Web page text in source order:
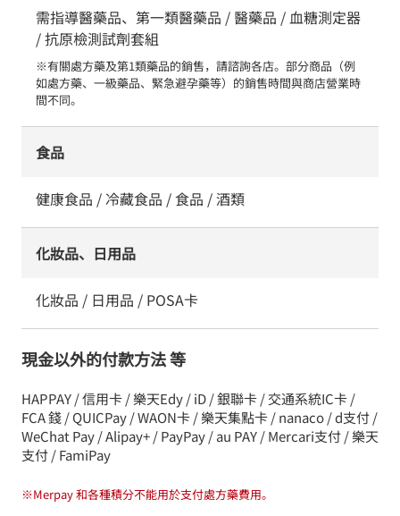
需指導醫藥品、第一類醫藥品 / 醫藥品 / 血糖測定器
/ 抗原檢測試劑套組
※有關處方藥及第1類藥品的銷售，請諮詢各店。部分商品（例
如處方藥、一級藥品、緊急避孕藥等）的銷售時間與商店營業時
間不同。
食品
健康食品 / 冷藏食品 / 食品 / 酒類
化妝品、日用品
化妝品 / 日用品 / POSA卡
現金以外的付款方法 等
HAPPAY / 信用卡 / 樂天Edy / iD / 銀聯卡 / 交通系統IC卡 /
FCA 錢 / QUICPay / WAON卡 / 樂天集點卡 / nanaco / d支付 /
WeChat Pay / Alipay+ / PayPay / au PAY / Mercari支付 / 樂天
支付 / FamiPay
※Merpay 和各種積分不能用於支付處方藥費用。